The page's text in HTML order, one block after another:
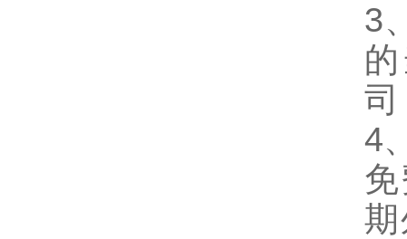
3
司
4